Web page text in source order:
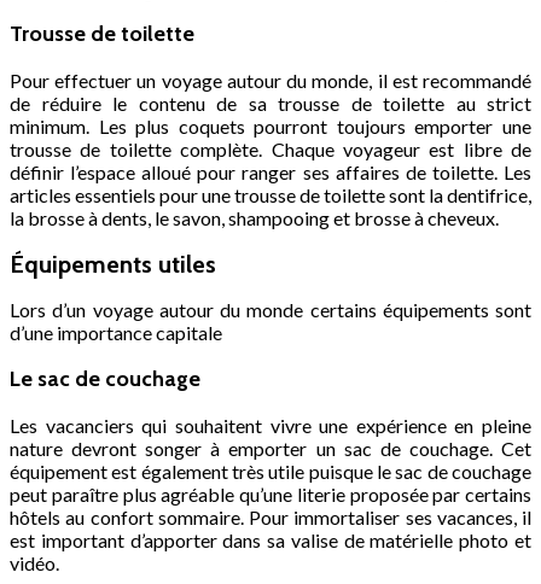
Trousse de toilette
Pour effectuer un voyage autour du monde, il est recommandé
de réduire le contenu de sa trousse de toilette au strict
minimum. Les plus coquets pourront toujours emporter une
trousse de toilette complète. Chaque voyageur est libre de
définir l’espace alloué pour ranger ses affaires de toilette. Les
articles essentiels pour une trousse de toilette sont la dentifrice,
la brosse à dents, le savon, shampooing et brosse à cheveux.
Équipements utiles
Lors d’un voyage autour du monde certains équipements sont
d’une importance capitale
Le sac de couchage
Les vacanciers qui souhaitent vivre une expérience en pleine
nature devront songer à emporter un sac de couchage. Cet
équipement est également très utile puisque le sac de couchage
peut paraître plus agréable qu’une literie proposée par certains
hôtels au confort sommaire. Pour immortaliser ses vacances, il
est important d’apporter dans sa valise de matérielle photo et
vidéo.